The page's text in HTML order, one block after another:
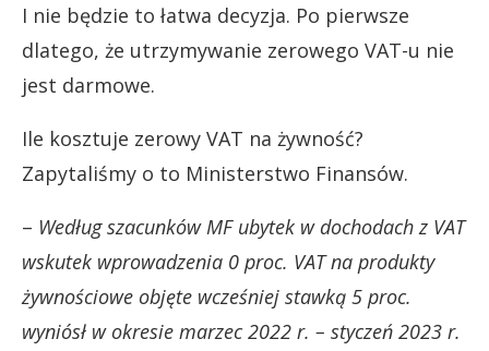
I nie będzie to łatwa decyzja. Po pierwsze
dlatego, że utrzymywanie zerowego VAT-u nie
jest darmowe.
Ile kosztuje zerowy VAT na żywność?
Zapytaliśmy o to Ministerstwo Finansów.
– Według szacunków MF ubytek w dochodach z VAT
wskutek wprowadzenia 0 proc. VAT na produkty
żywnościowe objęte wcześniej stawką 5 proc.
wyniósł w okresie marzec 2022 r. – styczeń 2023 r.